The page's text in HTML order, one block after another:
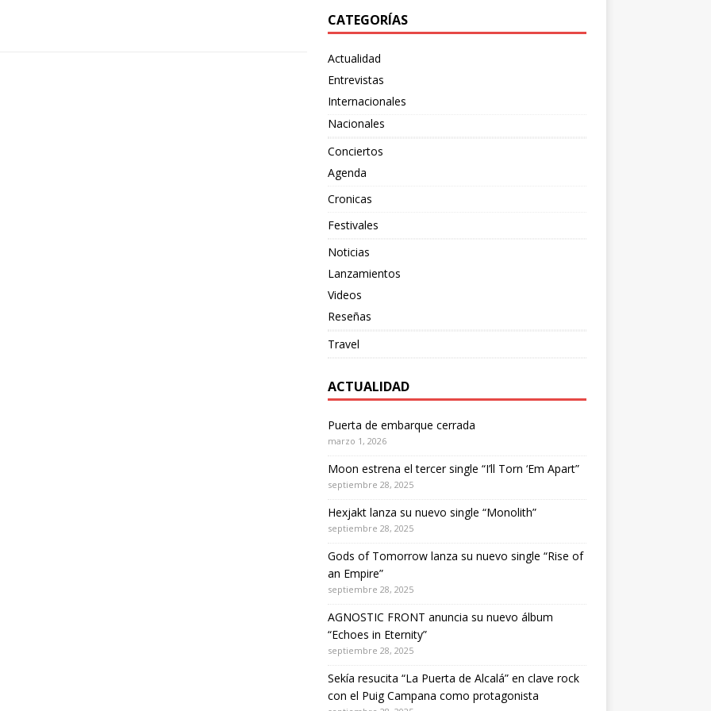
CATEGORÍAS
Actualidad
Entrevistas
Internacionales
Nacionales
Conciertos
Agenda
Cronicas
Festivales
Noticias
Lanzamientos
Videos
Reseñas
Travel
ACTUALIDAD
Puerta de embarque cerrada
marzo 1, 2026
Moon estrena el tercer single “I’ll Torn ‘Em Apart”
septiembre 28, 2025
Hexjakt lanza su nuevo single “Monolith”
septiembre 28, 2025
Gods of Tomorrow lanza su nuevo single “Rise of
an Empire”
septiembre 28, 2025
AGNOSTIC FRONT anuncia su nuevo álbum
“Echoes in Eternity”
septiembre 28, 2025
Sekía resucita “La Puerta de Alcalá” en clave rock
con el Puig Campana como protagonista